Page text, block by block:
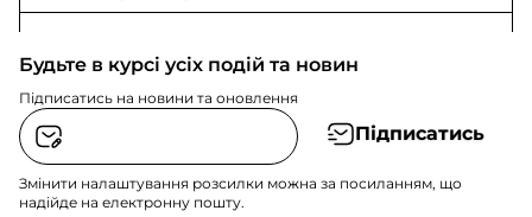
Будьте в курсі усіх подій та новин
Підписатись на новини та оновлення
Підписатись
Змінити налаштування розсилки можна за посиланням, що
надійде на електронну пошту.